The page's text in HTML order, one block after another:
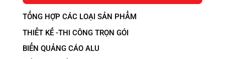
TỔNG HỢP CÁC LOẠI SẢN PHẨM
THIẾT KẾ -THI CÔNG TRỌN GÓI
BIỂN QUẢNG CÁO ALU